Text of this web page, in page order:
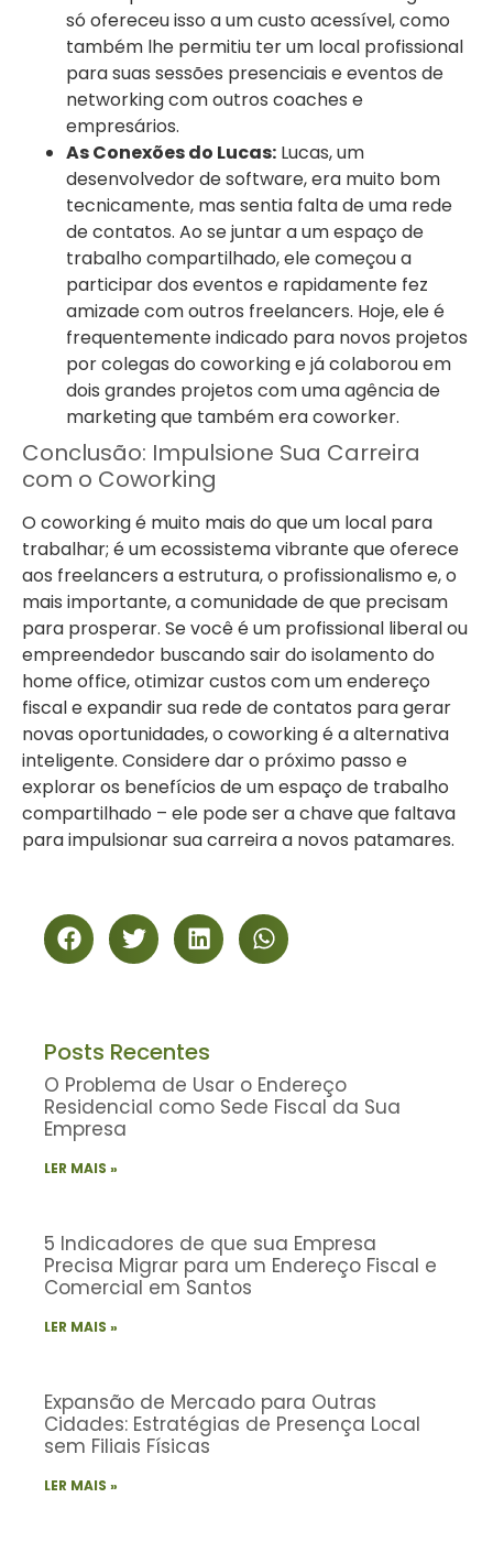
só ofereceu isso a um custo acessível, como
também lhe permitiu ter um local profissional
para suas sessões presenciais e eventos de
networking com outros coaches e
empresários.
As Conexões do Lucas: Lucas, um
desenvolvedor de software, era muito bom
tecnicamente, mas sentia falta de uma rede
de contatos. Ao se juntar a um espaço de
trabalho compartilhado, ele começou a
participar dos eventos e rapidamente fez
amizade com outros freelancers. Hoje, ele é
frequentemente indicado para novos projetos
por colegas do coworking e já colaborou em
dois grandes projetos com uma agência de
marketing que também era coworker.
Conclusão: Impulsione Sua Carreira
com o Coworking
O coworking é muito mais do que um local para
trabalhar; é um ecossistema vibrante que oferece
aos freelancers a estrutura, o profissionalismo e, o
mais importante, a comunidade de que precisam
para prosperar. Se você é um profissional liberal ou
empreendedor buscando sair do isolamento do
home office, otimizar custos com um endereço
fiscal e expandir sua rede de contatos para gerar
novas oportunidades, o coworking é a alternativa
inteligente. Considere dar o próximo passo e
explorar os benefícios de um espaço de trabalho
compartilhado – ele pode ser a chave que faltava
para impulsionar sua carreira a novos patamares.
Posts Recentes
O Problema de Usar o Endereço
Residencial como Sede Fiscal da Sua
Empresa
LER MAIS »
5 Indicadores de que sua Empresa
Precisa Migrar para um Endereço Fiscal e
Comercial em Santos
LER MAIS »
Expansão de Mercado para Outras
Cidades: Estratégias de Presença Local
sem Filiais Físicas
LER MAIS »